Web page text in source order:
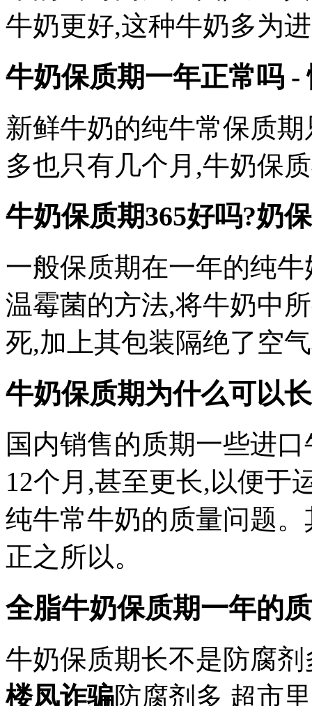
牛奶更好,这种牛奶多为
牛奶保质期一年正常吗 -
新鲜牛奶的纯牛常保质
多也只有几个月,牛奶保
牛奶保质期365好吗?奶
一般保质期在一年的纯
温霉菌的方法,将牛奶中
死,加上其包装隔绝了空
牛奶保质期为什么可以
国内销售的质期一些进
12个月,甚至更长,以便于
纯牛常牛奶的质量问题
正之所以。
全脂牛奶保质期一年的
牛奶保质期长不是防腐
楼凤诈骗防腐剂多 超市